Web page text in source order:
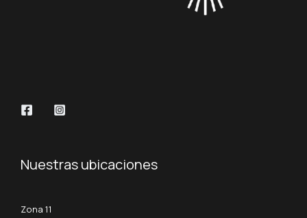
Nuestras ubicaciones
Zona 11